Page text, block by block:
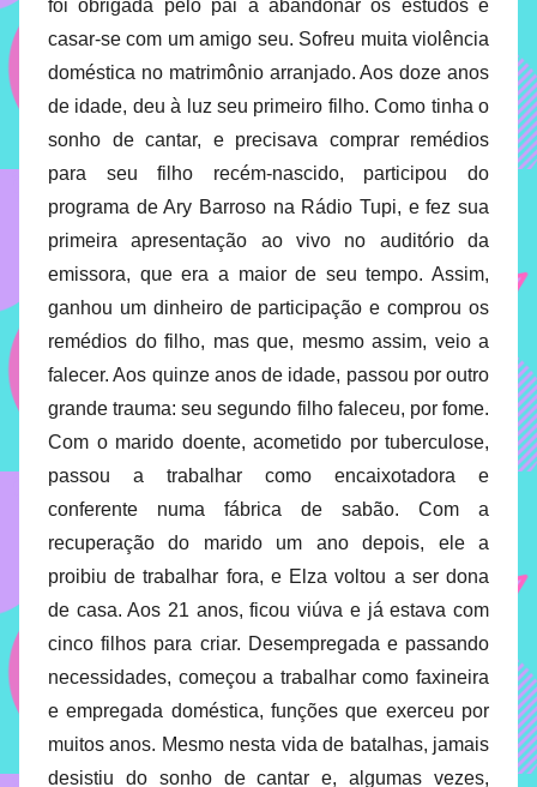
foi obrigada pelo pai a abandonar os estudos e
casar-se com um amigo seu. Sofreu muita violência
doméstica no matrimônio arranjado. Aos doze anos
de idade, deu à luz seu primeiro filho. Como tinha o
sonho de cantar, e precisava comprar remédios
para seu filho recém-nascido, participou do
programa de Ary Barroso na Rádio Tupi, e fez sua
primeira apresentação ao vivo no auditório da
emissora, que era a maior de seu tempo. Assim,
ganhou um dinheiro de participação e comprou os
remédios do filho, mas que, mesmo assim, veio a
falecer. Aos quinze anos de idade, passou por outro
grande trauma: seu segundo filho faleceu, por fome.
Com o marido doente, acometido por tuberculose,
passou a trabalhar como encaixotadora e
conferente numa fábrica de sabão. Com a
recuperação do marido um ano depois, ele a
proibiu de trabalhar fora, e Elza voltou a ser dona
de casa. Aos 21 anos, ficou viúva e já estava com
cinco filhos para criar. Desempregada e passando
necessidades, começou a trabalhar como faxineira
e empregada doméstica, funções que exerceu por
muitos anos. Mesmo nesta vida de batalhas, jamais
desistiu do sonho de cantar e, algumas vezes,